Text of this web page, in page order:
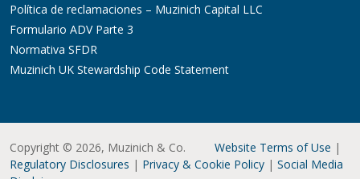
Política de reclamaciones – Muzinich Capital LLC
Formulario ADV Parte 3
Normativa SFDR
Muzinich UK Stewardship Code Statement
Copyright © 2026, Muzinich & Co. Website Terms of Use |
Regulatory Disclosures | Privacy & Cookie Policy | Social Media